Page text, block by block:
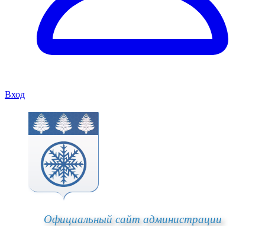
Вход
Официальный сайт администрации